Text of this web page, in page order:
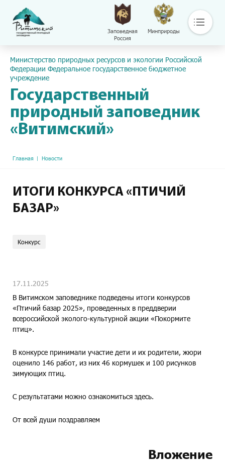
Заповедная
Россия
Минприроды
О нас
Контакты
Библиотека
Сохраняй
Министерство природных ресурсов и экологии Российской
Федерации Федеральное государственное бюджетное
учреждение
Государственный
природный заповедник
«Витимский»
Строка навигации
Главная Новости
ИТОГИ КОНКУРСА «ПТИЧИЙ
БАЗАР»
Конкурс
17.11.2025
В Витимском заповеднике подведены итоги конкурсов
«Птичий базар 2025», проведенных в преддверии
всероссийской эколого-культурной акции «Покормите
птиц».
В конкурсе принимали участие дети и их родители, жюри
оценило 146 работ, из них 46 кормушек и 100 рисунков
зимующих птиц.
С результатами можно ознакомиться здесь.
От всей души поздравляем
Вложение